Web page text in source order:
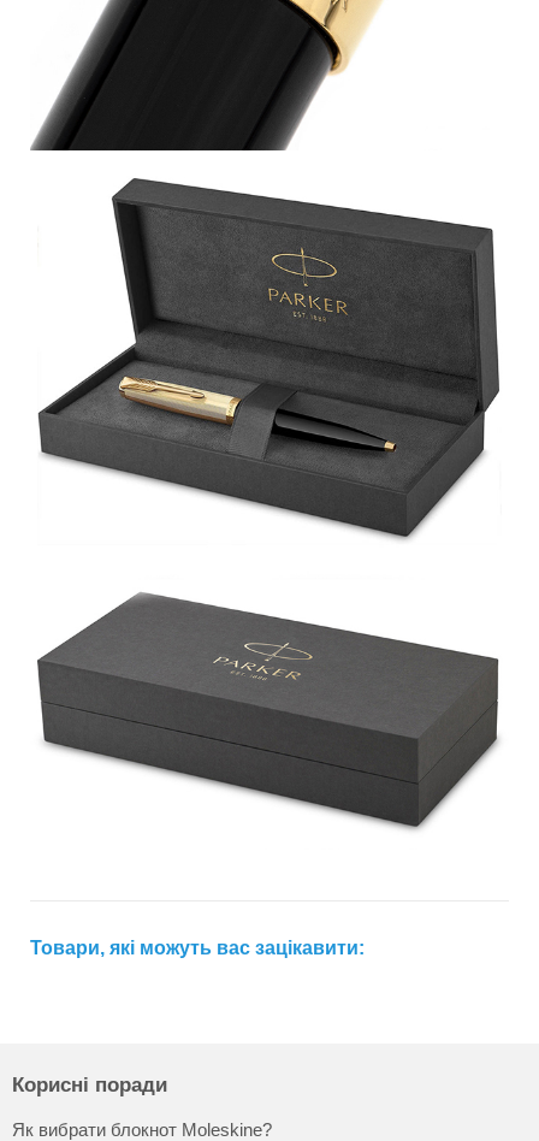
Товари, які можуть вас зацікавити:
Корисні поради
Як вибрати блокнот Moleskine?